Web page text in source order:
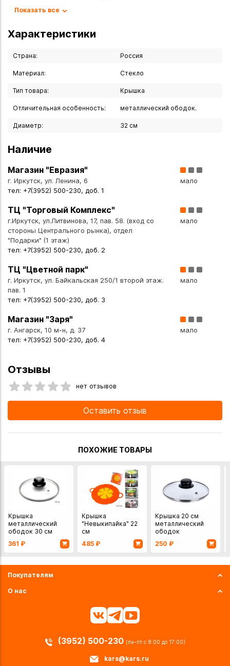
приготовления без потери тепла. Не рекомендуется
использование в микроволновой печи и в духовке. Не
допускайте резкий перепад температур. После
крышки.
указанных ниже магазинах в Иркутске и в Ангарске, а
также сделать заказ в интернет-магазине с доставкой
всей России.
Показать все
Характеристики
Страна: Россия
Материал: Стекло
Тип товара: Крышка
Отличительная особенность: металлический ободок.
Диаметр: 32 см
Наличие
Магазин "Евразия"
г. Иркутск, ул. Ленина, 6
тел: +7(3952) 500-230, доб. 1
мало
ТЦ "Торговый Комплекс"
г.Иркутск, ул.Литвинова, 17, пав. 58. (вход со
стороны Центрального рынка), отдел
"Подарки" (1 этаж)
тел: +7(3952) 500-230, доб. 2
мало
ТЦ "Цветной парк"
г. Иркутск, ул. Байкальская 250/1 второй этаж.
пав. 1
тел: +7(3952) 500-230, доб. 3
мало
Магазин "Заря"
г. Ангарск, 10 м-н, д. 37
тел: +7(3952) 500-230, доб. 4
мало
Отзывы
нет отзывов
Оставить отзыв
ПОХОЖИЕ ТОВАРЫ
Крышка
металлический
ободок 30 см
361 ₽
Крышка
"Невыкипайка" 22
см
485 ₽
Крышка 20 см
металлический
ободок
250 ₽
Покупателям
О нас
(3952) 500-230 (пн-пт с 8:00 до 17:00)
kars@kars.ru